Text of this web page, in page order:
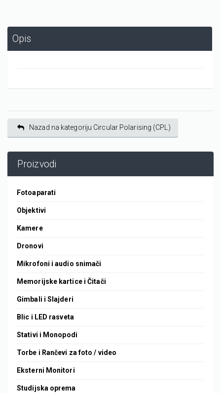
Opis
Nazad na kategoriju Circular Polarising (CPL)
Proizvodi
Fotoaparati
Objektivi
Kamere
Dronovi
Mikrofoni i audio snimači
Memorijske kartice i Čitači
Gimbali i Slajderi
Blic i LED rasveta
Stativi i Monopodi
Torbe i Rančevi za foto / video
Eksterni Monitori
Studijska oprema